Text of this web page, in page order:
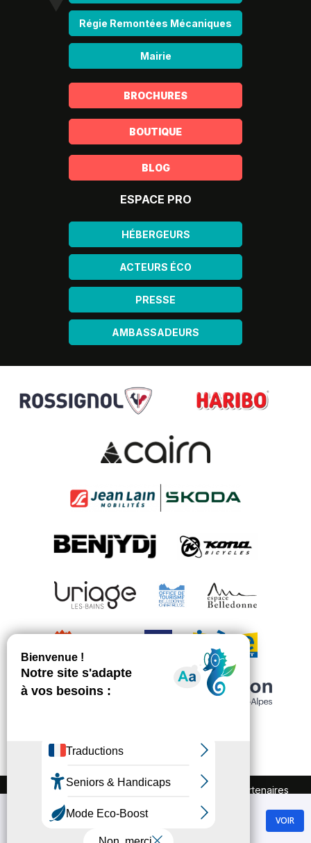
Régie Remontées Mécaniques
Mairie
BROCHURES
BOUTIQUE
BLOG
ESPACE PRO
HÉBERGEURS
ACTEURS ÉCO
PRESSE
AMBASSADEURS
Recrutement Marchés publics
Partenaires
Mentions légales
Politique de confidentialité
Conditions Générales de Vente
Gestion des cookies
Chamrousse
GRATUIT - Sur Google Play VOIR